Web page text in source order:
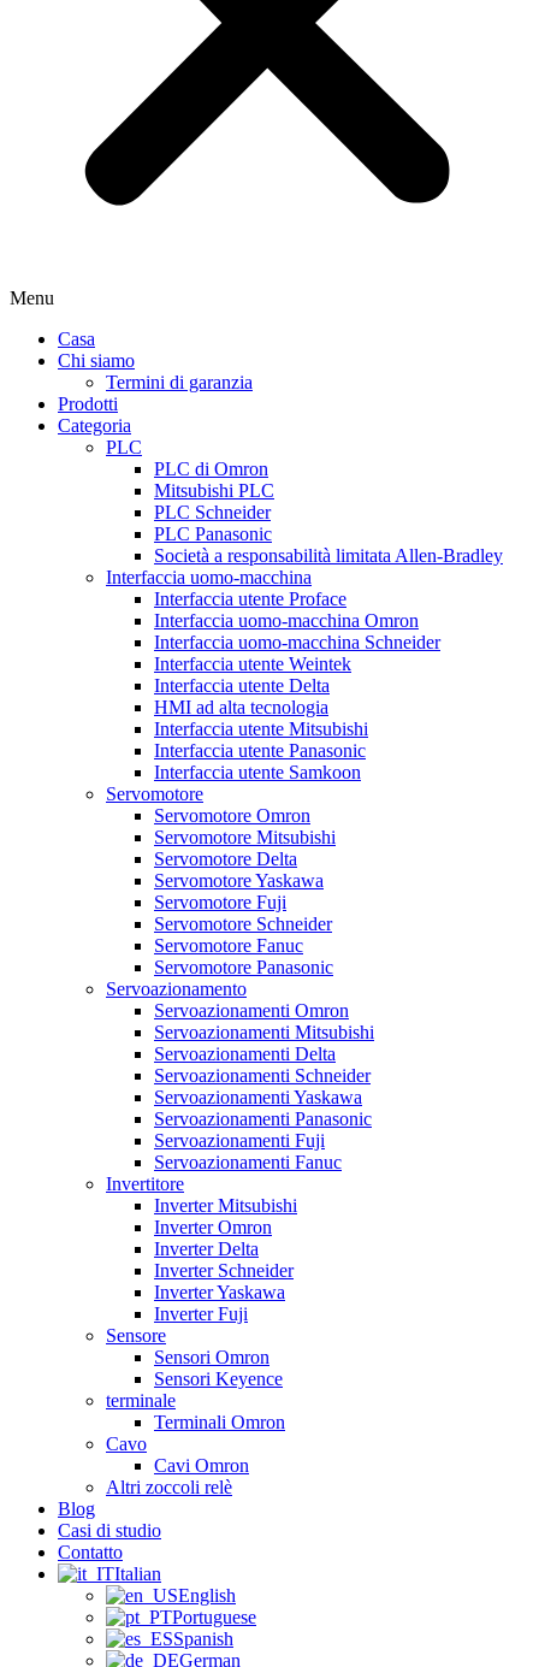
Menu
Casa
Chi siamo
Termini di garanzia
Prodotti
Categoria
PLC
PLC di Omron
Mitsubishi PLC
PLC Schneider
PLC Panasonic
Società a responsabilità limitata Allen-Bradley
Interfaccia uomo-macchina
Interfaccia utente Proface
Interfaccia uomo-macchina Omron
Interfaccia uomo-macchina Schneider
Interfaccia utente Weintek
Interfaccia utente Delta
HMI ad alta tecnologia
Interfaccia utente Mitsubishi
Interfaccia utente Panasonic
Interfaccia utente Samkoon
Servomotore
Servomotore Omron
Servomotore Mitsubishi
Servomotore Delta
Servomotore Yaskawa
Servomotore Fuji
Servomotore Schneider
Servomotore Fanuc
Servomotore Panasonic
Servoazionamento
Servoazionamenti Omron
Servoazionamenti Mitsubishi
Servoazionamenti Delta
Servoazionamenti Schneider
Servoazionamenti Yaskawa
Servoazionamenti Panasonic
Servoazionamenti Fuji
Servoazionamenti Fanuc
Invertitore
Inverter Mitsubishi
Inverter Omron
Inverter Delta
Inverter Schneider
Inverter Yaskawa
Inverter Fuji
Sensore
Sensori Omron
Sensori Keyence
terminale
Terminali Omron
Cavo
Cavi Omron
Altri zoccoli relè
Blog
Casi di studio
Contatto
Italian
English
Portuguese
Spanish
German